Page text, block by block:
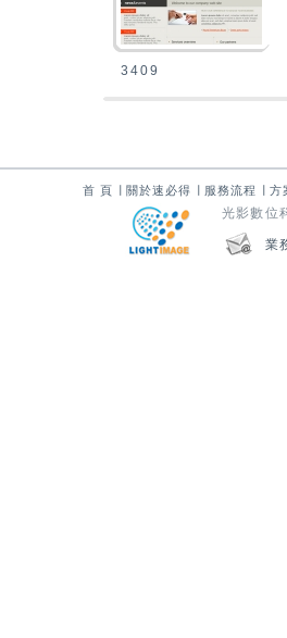
3409
首 頁 關於速必得 服務流程 方
光影數
業